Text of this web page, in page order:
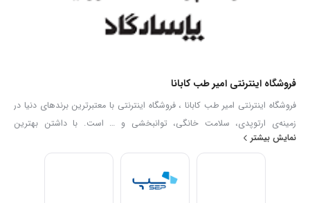
فروشگاه اینترنتی امیر طب کابانا
فروشگاه اینترنتی امیر طب کابانا ، فروشگاه اینترنتی با معتبرترین برندهای دنیا در
زمینه‌ی ارتوپدی، سلامت خانگی، توانبخشی و … است. با داشتن بهترین
کارشناسان فروش در زمینه تجهیزات پزشکی توانایی ارائه هرگونه مشاوره و خدمات
در رابطه با انتخاب و فروش تجهیزات پزشکی را به عموم مردم دارا می‌‌‌‌باشد. با
ضمانت پایین ترین قیمت و ضمانت اصلالت کالا .امیر طب کابانا
نمایش بیشتر